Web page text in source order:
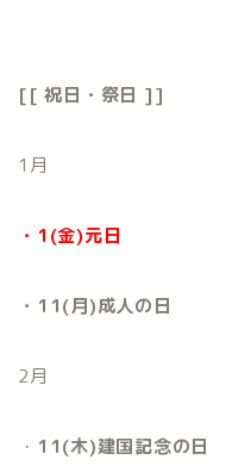
[[ 祝日・祭日 ]]
1月
・1(金)元日
・11(月)成人の日
2月
・ 11(木)建国記念の日